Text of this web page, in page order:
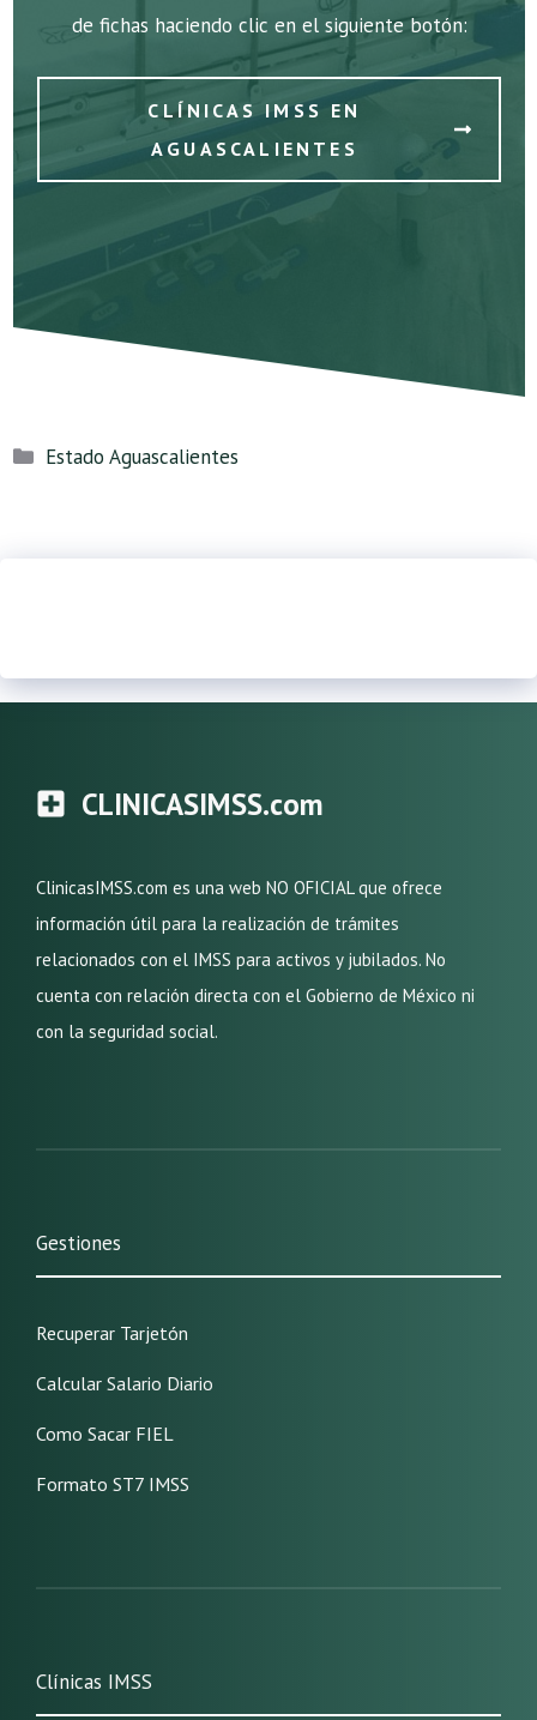
de fichas haciendo clic en el siguiente botón:
CLÍNICAS IMSS EN
AGUASCALIENTES
Categorías
Estado Aguascalientes
CLINICASIMSS.com
ClinicasIMSS.com es una web NO OFICIAL que ofrece
información útil para la realización de trámites
relacionados con el IMSS para activos y jubilados. No
cuenta con relación directa con el Gobierno de México ni
con la seguridad social.
Gestiones
Recuperar Tarjetón
Calcular Salario Diario
Como Sacar FIEL
Formato ST7 IMSS
Clínicas IMSS